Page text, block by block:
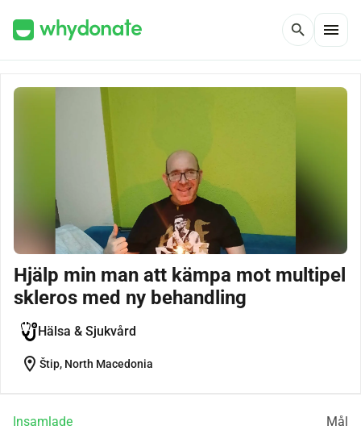
search menu
Hjälp min man att kämpa mot multipel
skleros med ny behandling
Hälsa & Sjukvård
location_on Štip, North Macedonia
Insamlade Mål